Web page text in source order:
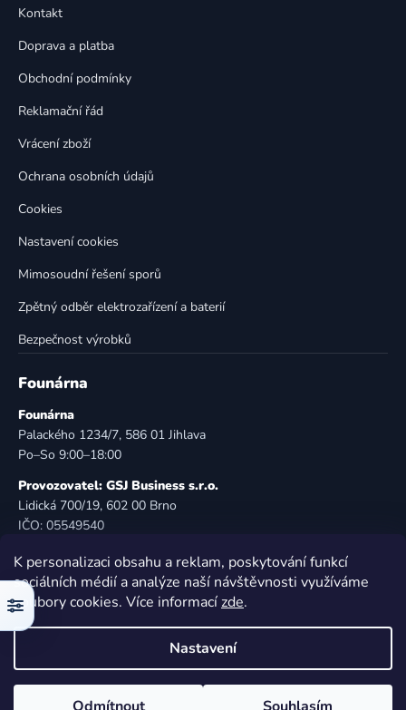
K personalizaci obsahu a reklam, poskytování funkcí
sociálních médií a analýze naší návštěvnosti využíváme
soubory cookies. Více informacízde.
Nastavení
Kontakt
Doprava a platba
Obchodní podmínky
Reklamační řád
Vrácení zboží
Ochrana osobních údajů
Cookies
Nastavení cookies
Mimosoudní řešení sporů
Zpětný odběr elektrozařízení a baterií
Bezpečnost výrobků
Founárna
Founárna
Palackého 1234/7, 586 01 Jihlava
Po–So 9:00–18:00
Provozovatel: GSJ Business s.r.o.
Lidická 700/19, 602 00 Brno
IČO: 05549540
E-mail:info@founarna.cz
Telefon: 721 485 258
© Founárna. Všechna práva vyhrazena.
Vytvořil Shoptet
Filtr